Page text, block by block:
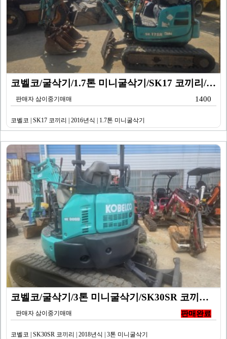
코벨코/굴삭기/1.7톤 미니굴삭기/SK17 코끼리/20…
판매자 삼이중기매매 1400
코벨코 | SK17 코끼리 | 2016년식 | 1.7톤 미니굴삭기
코벨코/굴삭기/3톤 미니굴삭기/SK30SR 코끼리/20…
판매자 삼이중기매매 판매완료
코벨코 | SK30SR 코끼리 | 2018년식 | 3톤 미니굴삭기